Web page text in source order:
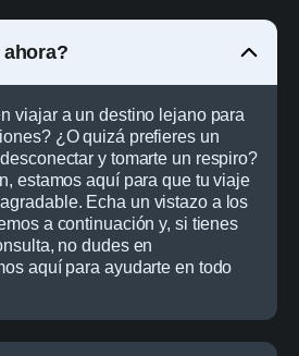
viajar a un destino lejano para
¿O quizá prefieres un
y tomarte un respiro?
estamos aquí para que tu viaje
Echa un vistazo a los
a continuación y, si tienes
no dudes en
aquí para ayudarte en todo